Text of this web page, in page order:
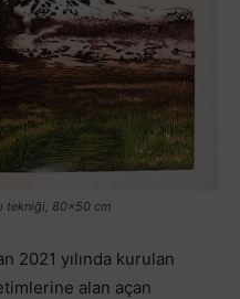
tekniği, 80x50 cm
2021 yılında kurulan
alan açan